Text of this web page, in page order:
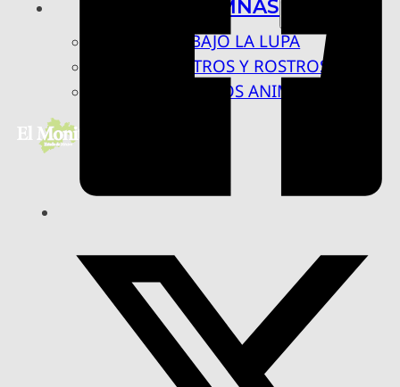
COLUMNAS
BAJO LA LUPA
RASTROS Y ROSTROS
VÍNCULOS ANIMALES